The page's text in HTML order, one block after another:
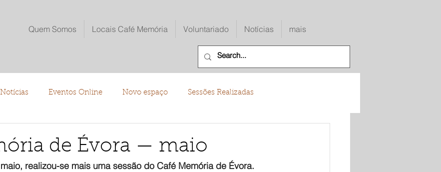
Quem Somos Locais Café Memória Voluntariado Notícias mais
Notícias Eventos Online Novo espaço Sessões Realizadas
de Évora — maio
realizou-se mais uma sessão do Café Memória de Évora.